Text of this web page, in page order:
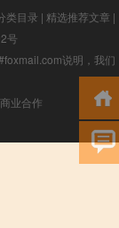
类目录 | 精选推荐文章 |
号
说明，我们
业合作